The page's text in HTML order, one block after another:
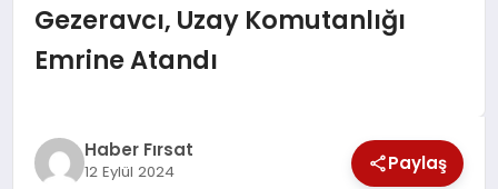
SAĞLIK
MAGAZİN
Gezeravcı, Uzay Komutanlığı
Emrine Atandı
Haber Fırsat
12 Eylül 2024 Paylaş